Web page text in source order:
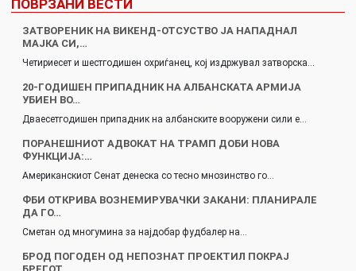
ПОВРЗАНИ ВЕСТИ
ЗАТВОРЕНИК НА ВИКЕНД-ОТСУСТВО ЈА НАПАДНАЛ
МАЈКА СИ,…
Четириесет и шестгодишен охриѓанец, кој издржувал затворска…
20-ГОДИШЕН ПРИПАДНИК НА АЛБАНСКАТА АРМИЈА
УБИЕН ВО…
Дваесетгодишен припадник на албанските вооружени сили е…
ПОРАНЕШНИОТ АДВОКАТ НА ТРАМП ДОБИ НОВА
ФУНКЦИЈА:…
Американскиот Сенат денеска со тесно мнозинство го…
ФБИ ОТКРИВА ВОЗНЕМИРУВАЧКИ ЗАКАНИ: ПЛАНИРАЛЕ
ДА ГО…
Сметан од многумина за најдобар фудбалер на…
БРОД ПОГОДЕН ОД НЕПОЗНАТ ПРОЕКТИЛ ПОКРАЈ